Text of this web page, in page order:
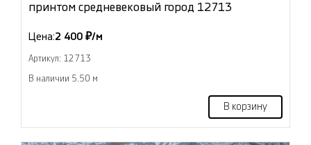
принтом средневековый город 12713
Цена:2 400 ₽/м
Артикул: 12713
В наличии 5.50 м
В корзину